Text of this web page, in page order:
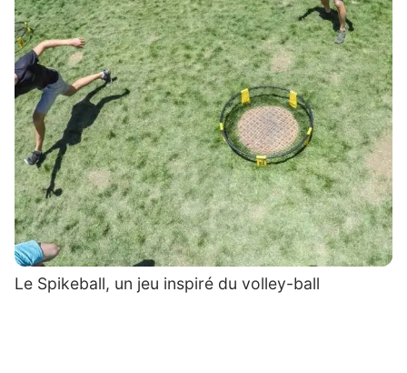
Le Spikeball, un jeu inspiré du volley-ball